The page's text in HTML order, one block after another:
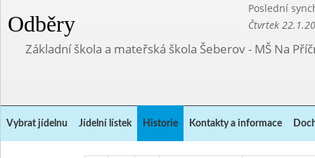
Odběry
Poslední
Čtvrtek
Základní škola a mateřská škola Šeberov - MŠ Na
Vybrat jídelnu Jídelní lístek Historie Kontakty a informace